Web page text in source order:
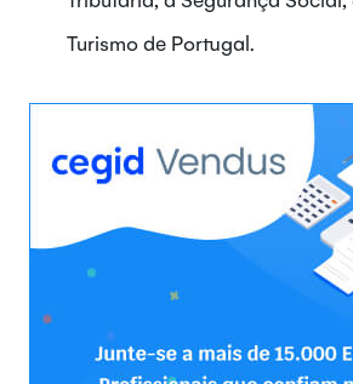
Turismo de Portugal.